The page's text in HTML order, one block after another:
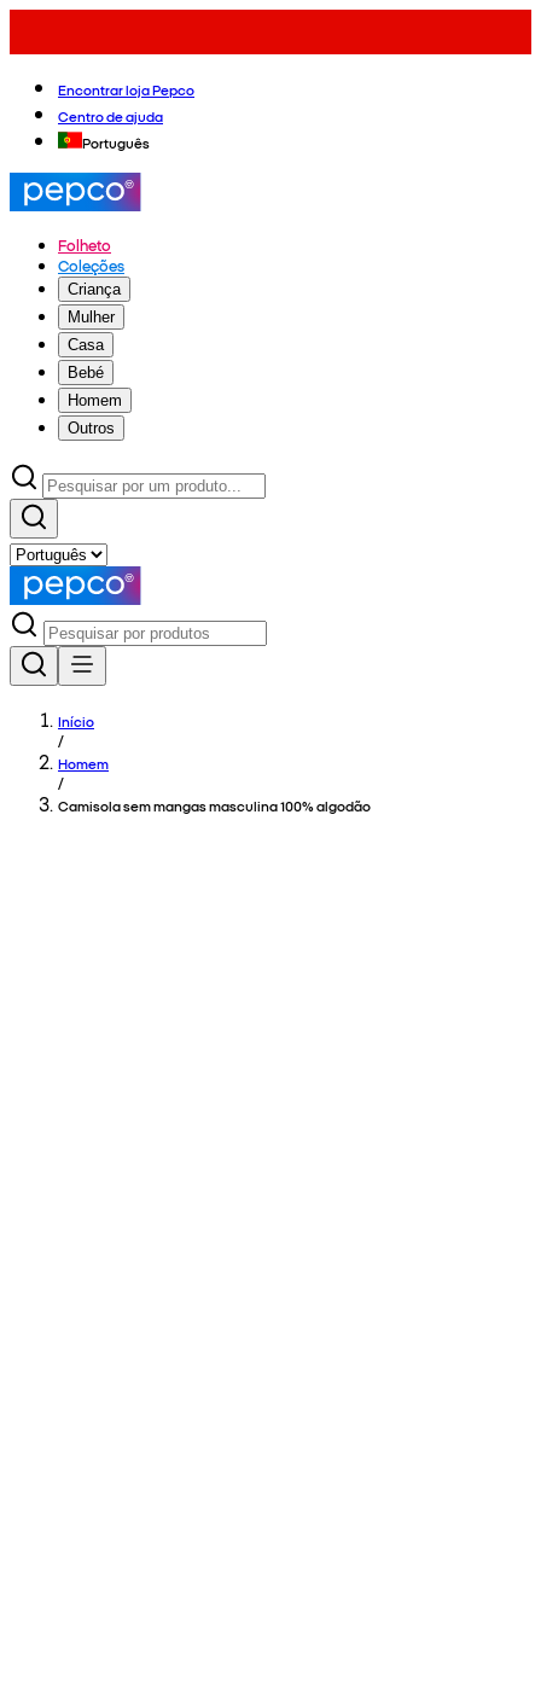
Encontrar loja Pepco
Centro de ajuda
Português
Folheto
Coleções
Criança
Mulher
Casa
Bebé
Homem
Outros
Início
/
Homem
/
Camisola sem mangas masculina 100% algodão